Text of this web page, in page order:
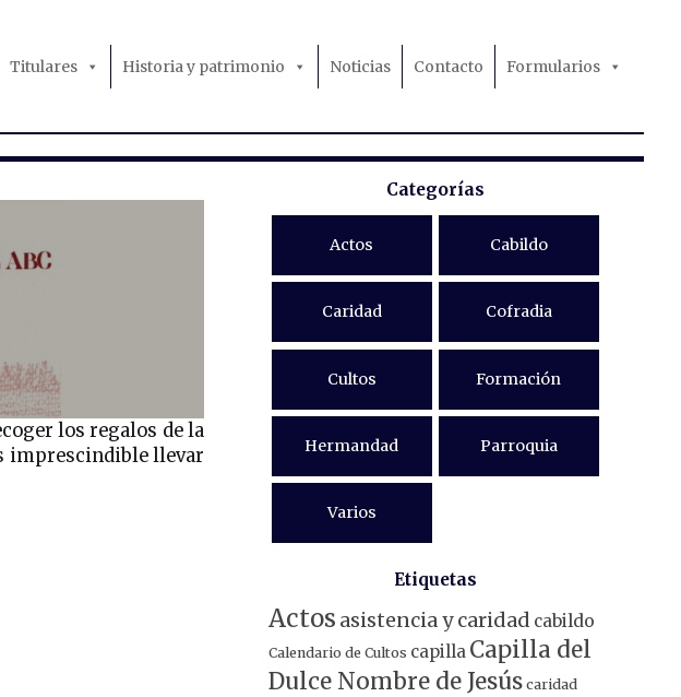
Titulares Historia y patrimonio Noticias Contacto Formularios
los regalos de la
imprescindible llevar
Categorías
Actos Cabildo
Caridad Cofradia
Cultos Formación
Hermandad Parroquia
Varios
Etiquetas
Actos asistencia y caridad cabildo
Calendario de Cultos capilla Capilla del
Dulce Nombre de Jesús caridad